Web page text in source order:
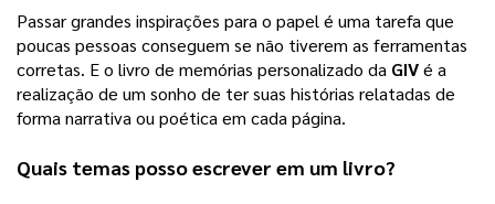
Passar grandes inspirações para o papel é uma tarefa que
poucas pessoas conseguem se não tiverem as ferramentas
corretas. E o livro de memórias personalizado da GIV é a
realização de um sonho de ter suas histórias relatadas de
forma narrativa ou poética em cada página.
Quais temas posso escrever em um livro?